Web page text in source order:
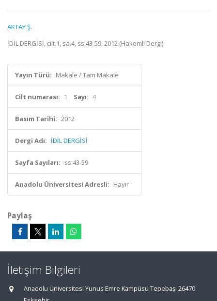
AKTAY Ş.
İDİL DERGİSİ, cilt.1, sa.4, ss.43-59, 2012 (Hakemli Dergi)
Yayın Türü: Makale / Tam Makale
Cilt numarası: 1 Sayı: 4
Basım Tarihi: 2012
Dergi Adı: İDİL DERGİSİ
Sayfa Sayıları: ss.43-59
Anadolu Üniversitesi Adresli: Hayır
Paylaş
İletişim Bilgileri
Anadolu Üniversitesi Yunus Emre Kampüsü Tepebaşı 26470